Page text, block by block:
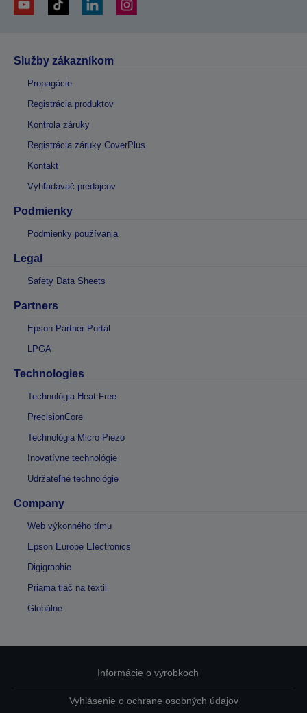
Služby zákazníkom
Propagácie
Registrácia produktov
Kontrola záruky
Registrácia záruky CoverPlus
Kontakt
Vyhľadávač predajcov
Podmienky
Podmienky používania
Legal
Safety Data Sheets
Partners
Epson Partner Portal
LPGA
Technologies
Technológia Heat-Free
PrecisionCore
Technológia Micro Piezo
Inovatívne technológie
Udržateľné technológie
Company
Web výkonného tímu
Epson Europe Electronics
Digigraphie
Priama tlač na textil
Globálne
Informácie o výrobkoch
Vyhlásenie o ochrane osobných údajov